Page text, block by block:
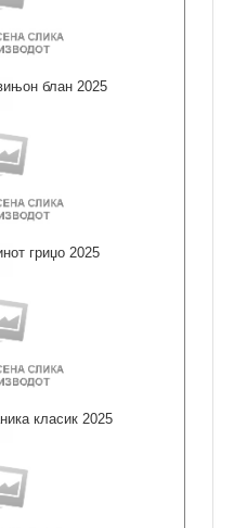
блан 2025
гриџо 2025
класик 2025